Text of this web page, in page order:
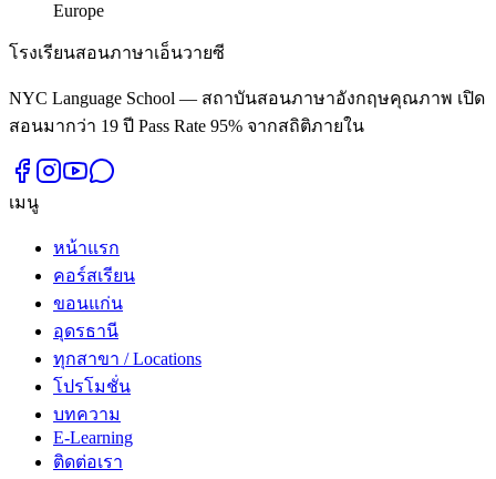
Europe
โรงเรียนสอนภาษาเอ็นวายซี
NYC Language School — สถาบันสอนภาษาอังกฤษคุณภาพ เปิด
สอนมากว่า 19 ปี Pass Rate 95% จากสถิติภายใน
เมนู
หน้าแรก
คอร์สเรียน
ขอนแก่น
อุดรธานี
ทุกสาขา / Locations
โปรโมชั่น
บทความ
E-Learning
ติดต่อเรา